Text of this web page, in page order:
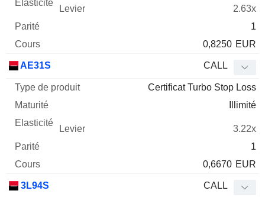
2.63x
1
0,8250 EUR
AE31S CALL
Certificat Turbo Stop Loss
Illimité
3.22x
1
0,6670 EUR
3L94S CALL